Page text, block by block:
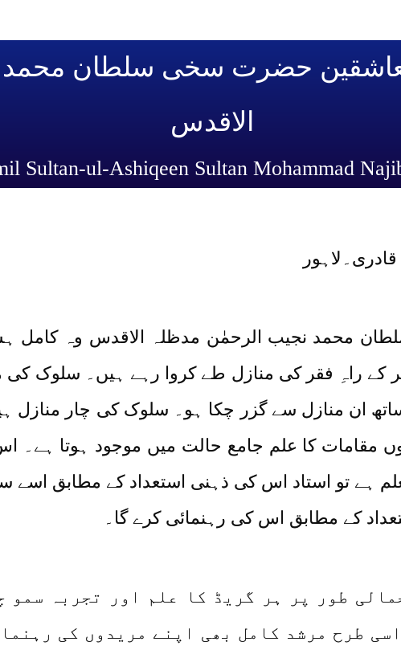
حضرت سخی سلطان محمد
الاقدس
محمد نجیب الرحمٰن مدظلہ الاقدس وہ کامل
کے راہِ فقر کی منازل طے کروا رہے ہیں۔ سلوک
ساتھ ان منازل سے گزر چکا ہو۔ سلوک کی چار
مقامات کا علم جامع حالت میں موجود ہوتا
ہے تو استاد اس کی ذہنی استعداد کے مطابق اسے
کے مطابق اس کی رہنمائی کرے گا۔
طور پر ہر گریڈ کا علم اور تجربہ سمو
طرح مرشد کامل بھی اپنے مریدوں کی